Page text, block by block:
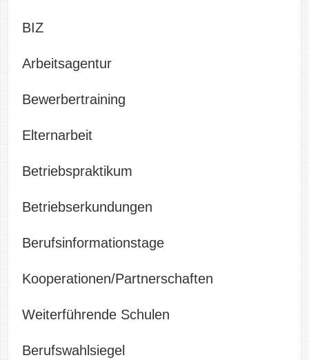
BIZ
Arbeitsagentur
Bewerbertraining
Elternarbeit
Betriebspraktikum
Betriebserkundungen
Berufsinformationstage
Kooperationen/Partnerschaften
Weiterführende Schulen
Berufswahlsiegel